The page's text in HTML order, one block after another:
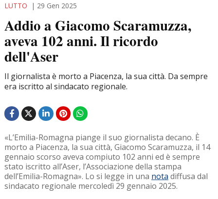
LUTTO 29 Gen 2025
Addio a Giacomo Scaramuzza,
aveva 102 anni. Il ricordo
dell'Aser
Il giornalista è morto a Piacenza, la sua città. Da sempre
era iscritto al sindacato regionale.
«L’Emilia-Romagna piange il suo giornalista decano. È
morto a Piacenza, la sua città, Giacomo Scaramuzza, il 14
gennaio scorso aveva compiuto 102 anni ed è sempre
stato iscritto all’Aser, l’Associazione della stampa
dell’Emilia-Romagna». Lo si legge in una nota diffusa dal
sindacato regionale mercoledì 29 gennaio 2025.